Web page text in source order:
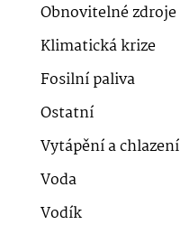
Obnovitelné zdroje
Klimatická krize
Fosilní paliva
Ostatní
Vytápění a chlazení
Voda
Vodík